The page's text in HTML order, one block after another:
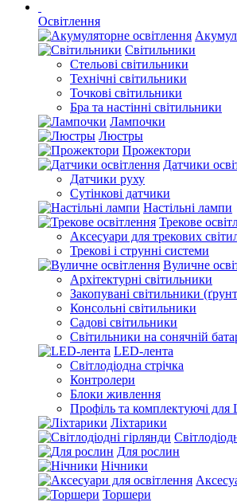
Освітлення
Світильники
Стельові світильники
Технічні світильники
Точкові світильники
Бра та настінні світильники
Лампочки
Люстры
Прожектори
Датчики
Датчики руху
Сутінкові датчики
Настільні лампи
Трекове
Аксесуари для трекових
Трекові і струнні системи
Вуличне
Архітектурні світильники
Закопувані світильники
Консольні світильники
Садові світильники
Світильники на сонячній
LED-лента
Світлодіодна стрічка
Контролери
Блоки живлення
Профіль та комплектуючі для
Ліхтарики
Для рослин
Нічники
Торшери